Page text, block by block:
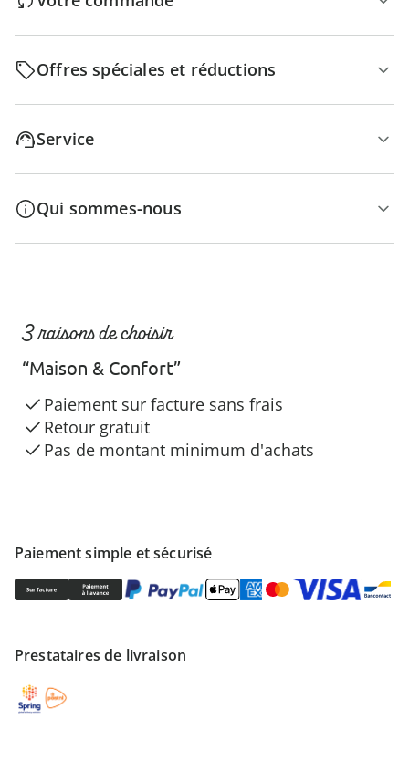
Offres spéciales et réductions
Service
Qui sommes-nous
Paiement simple et sécurisé
Prestataires de livraison
3 raisons de choisir
“Maison & Confort”
Paiement sur facture sans frais
Retour gratuit
Pas de montant minimum d'achats